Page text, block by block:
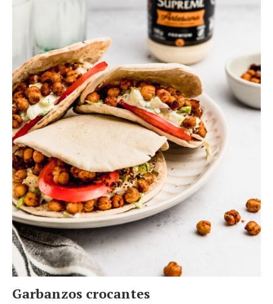
Garbanzos crocantes